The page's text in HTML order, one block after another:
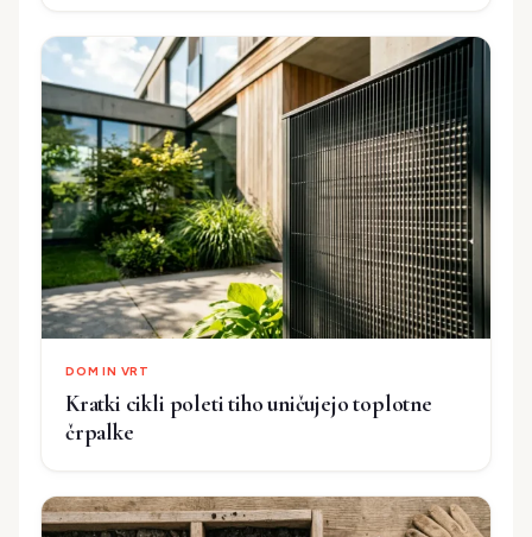
DOM IN VRT
Kratki cikli poleti tiho uničujejo toplotne
črpalke